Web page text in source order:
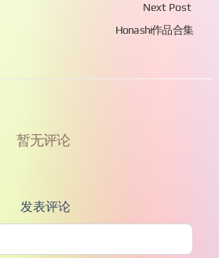
Next Post
Honashi作品合集
暂无评论
发表评论